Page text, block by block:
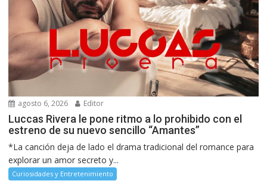
agosto 6, 2026 Editor
Luccas Rivera le pone ritmo a lo prohibido con el
estreno de su nuevo sencillo “Amantes”
*La canción deja de lado el drama tradicional del romance para
explorar un amor secreto y...
Curiosidades y Entretenimiento